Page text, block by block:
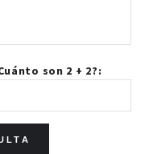
son 2 + 2?: